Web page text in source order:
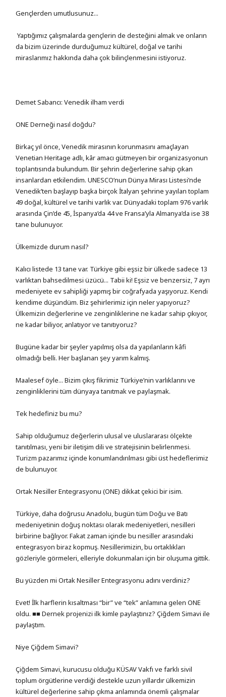
Gençlerden umutlusunuz...
Yaptığımız çalışmalarda gençlerin de desteğini almak ve onların
da bizim üzerinde durduğumuz kültürel, doğal ve tarihi
miraslarımız hakkında daha çok bilinçlenmesini istiyoruz.
Demet Sabancı: Venedik ilham verdi
ONE Derneği nasıl doğdu?
Birkaç yıl önce, Venedik mirasının korunmasını amaçlayan
Venetian Heritage adlı, kâr amacı gütmeyen bir organizasyonun
toplantısında bulundum. Bir şehrin değerlerine sahip çıkan
insanlardan etkilendim. UNESCO’nun Dünya Mirası Listesi’nde
Venedik’ten başlayıp başka birçok İtalyan şehrine yayılan toplam
49 doğal, kültürel ve tarihi varlık var. Dünyadaki toplam 976 varlık
arasında Çin’de 45, İspanya’da 44 ve Fransa’yla Almanya’da ise 38
tane bulunuyor.
Ülkemizde durum nasıl?
Kalıcı listede 13 tane var. Türkiye gibi eşsiz bir ülkede sadece 13
varlıktan bahsedilmesi üzücü... Tabii ki! Eşsiz ve benzersiz, 7 ayrı
medeniyete ev sahipliği yapmış bir coğrafyada yaşıyoruz. Kendi
kendime düşündüm. Biz şehirlerimiz için neler yapıyoruz?
Ülkemizin değerlerine ve zenginliklerine ne kadar sahip çıkıyor,
ne kadar biliyor, anlatıyor ve tanıtıyoruz?
Bugüne kadar bir şeyler yapılmış olsa da yapılanların kâfi
olmadığı belli. Her başlanan şey yarım kalmış.
Maalesef öyle... Bizim çıkış fikrimiz Türkiye’nin varlıklarını ve
zenginliklerini tüm dünyaya tanıtmak ve paylaşmak.
Tek hedefiniz bu mu?
Sahip olduğumuz değerlerin ulusal ve uluslararası ölçekte
tanıtılması, yeni bir iletişim dili ve stratejisinin belirlenmesi.
Turizm pazarımız içinde konumlandırılması gibi üst hedeflerimiz
de bulunuyor.
Ortak Nesiller Entegrasyonu (ONE) dikkat çekici bir isim.
Türkiye, daha doğrusu Anadolu, bugün tüm Doğu ve Batı
medeniyetinin doğuş noktası olarak medeniyetleri, nesilleri
birbirine bağlıyor. Fakat zaman içinde bu nesiller arasındaki
entegrasyon biraz kopmuş. Nesillerimizin, bu ortaklıkları
gözleriyle görmeleri, elleriyle dokunmaları için bir oluşuma gittik.
Bu yüzden mi Ortak Nesiller Entegrasyonu adını verdiniz?
Evet! İlk harflerin kısaltması “bir” ve “tek” anlamına gelen ONE
oldu. ■■ Dernek projenizi ilk kimle paylaştınız? Çiğdem Simavi ile
paylaştım.
Niye Çiğdem Simavi?
Çiğdem Simavi, kurucusu olduğu KÜSAV Vakfı ve farklı sivil
toplum örgütlerine verdiği destekle uzun yıllardır ülkemizin
kültürel değerlerine sahip çıkma anlamında önemli çalışmalar